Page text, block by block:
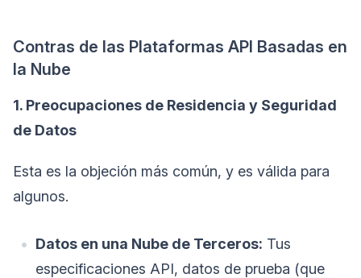
Contras de las Plataformas API Basadas en
la Nube
1. Preocupaciones de Residencia y Seguridad
de Datos
Esta es la objeción más común, y es válida para
algunos.
Datos en una Nube de Terceros: Tus
especificaciones API, datos de prueba (que